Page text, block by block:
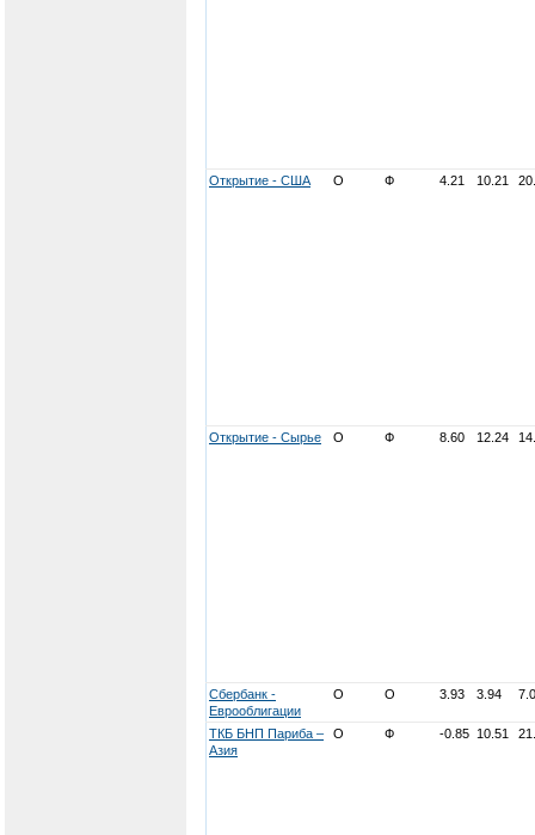
Открытие - США О Ф 4.21 10.21
Открытие - Сырье О Ф 8.60 12.24
Сбербанк -
Еврооблигации
О О 3.93 3.94
ТКБ БНП Париба –
Азия
О Ф -0.85 10.51